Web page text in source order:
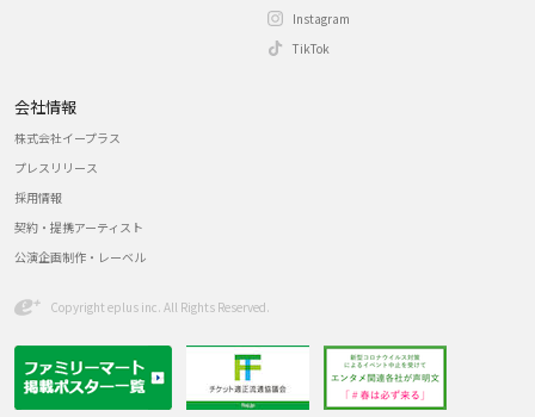
Instagram
TikTok
会社情報
株式会社イープラス
プレスリリース
採用情報
契約・提携アーティスト
公演企画制作・レーベル
Copyright eplus inc. All Rights Reserved.